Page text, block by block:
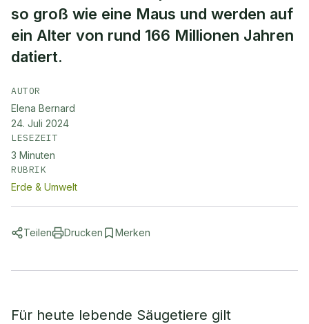
so groß wie eine Maus und werden auf
ein Alter von rund 166 Millionen Jahren
datiert.
AUTOR
Elena Bernard
24. Juli 2024
LESEZEIT
3 Minuten
RUBRIK
Erde & Umwelt
Teilen Drucken Merken
Für heute lebende Säugetiere gilt